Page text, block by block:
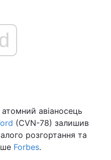
авіаносець
(CVN-78) залишив
розгортання та
Forbes.